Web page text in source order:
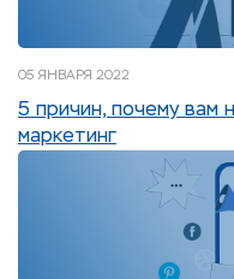
05 ЯНВАРЯ 2022
5 причин, почему вам
маркетинг